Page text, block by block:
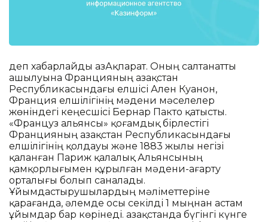
деп хабарлайды ҚазАқпарат. Оның салтанатты
ашылуына Францияның Қазақстан
Республикасындағы елшісі Ален Куанон,
Франция елшілігінің мәдени мәселелер
жөніндегі кеңесшісі Бернар Пакто қатысты.
«Француз альянсы» қоғамдық бірлестігі
Францияның Қазақстан Республикасындағы
елшілігінің қолдауы және 1883 жылы негізі
қаланған Париж қалалық Альянсының
қамқорлығымен құрылған мәдени-ағарту
орталығы болып саналады.
Ұйымдастырушылардың мәліметтеріне
қарағанда, әлемде осы секілді 1 мыңнан астам
ұйымдар бар көрінеді. Қазақстанда бүгінгі күнге